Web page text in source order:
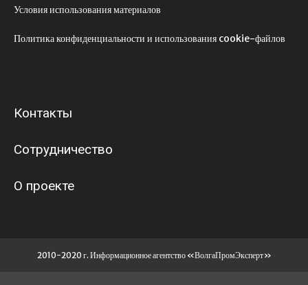
Условия использования материалов
Политика конфиденциальности и использования cookie-файлов
Контакты
Сотрудничество
О проекте
2010-2020 г. Информационное агентство «ВолгаПромЭксперт»